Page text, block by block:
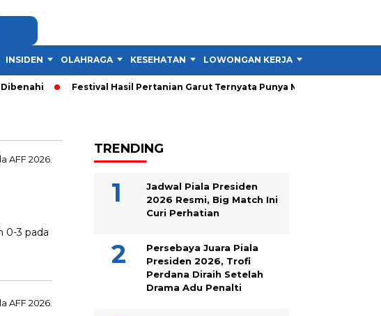
INSIDEN OLAHRAGA KESEHATAN LOWONGAN KERJA
Festival Hasil Pertanian Garut Ternyata Punya Misi Besar untuk
0-3 pada
TRENDING
Jadwal Piala Presiden
2026 Resmi, Big Match Ini
Curi Perhatian
Persebaya Juara Piala
Presiden 2026, Trofi
Perdana Diraih Setelah
Drama Adu Penalti